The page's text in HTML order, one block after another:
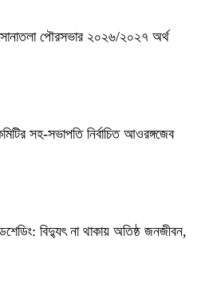
পৌরসভার ২০২৬/২০২৭ অর্থ
সহ-সভাপতি নির্বাচিত আওরঙ্গজেব
বিদ্যুৎ না থাকায় অতিষ্ঠ জনজীবন,